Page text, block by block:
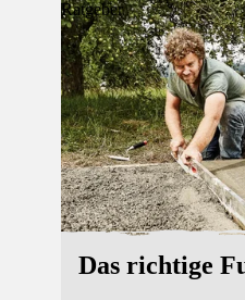
Ratgeber
Das richtige